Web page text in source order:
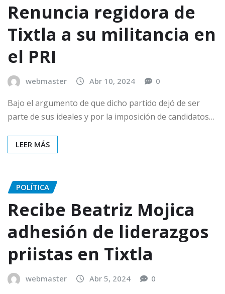
Renuncia regidora de
Tixtla a su militancia en
el PRI
webmaster Abr 10, 2024 0
Bajo el argumento de que dicho partido dejó de ser
parte de sus ideales y por la imposición de candidatos…
LEER MÁS
POLÍTICA
Recibe Beatriz Mojica
adhesión de liderazgos
priistas en Tixtla
webmaster Abr 5, 2024 0